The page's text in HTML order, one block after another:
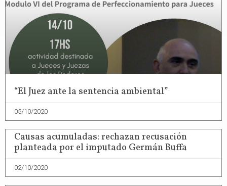
“El Juez ante la sentencia ambiental”
05/10/2020
Causas acumuladas: rechazan recusación
planteada por el imputado Germán Buffa
02/10/2020